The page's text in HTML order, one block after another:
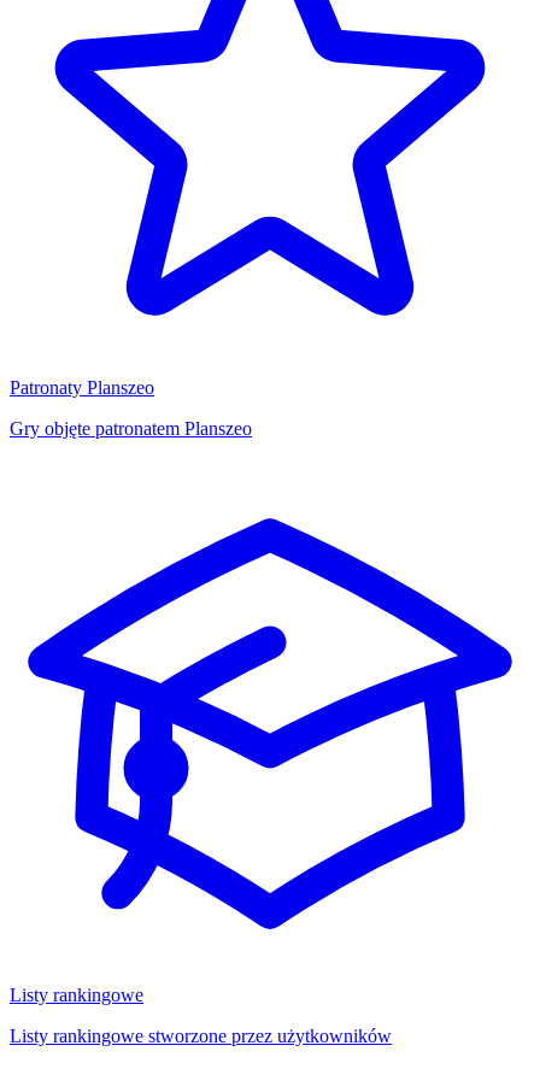
Patronaty Planszeo
Gry objęte patronatem Planszeo
Listy rankingowe
Listy rankingowe stworzone przez użytkowników